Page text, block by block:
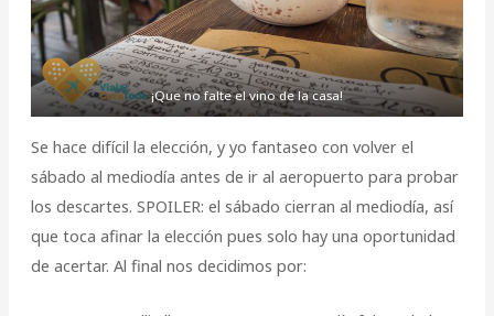
¡Que no falte el vino de la casa!
Se hace difícil la elección, y yo fantaseo con volver el
sábado al mediodía antes de ir al aeropuerto para probar
los descartes. SPOILER: el sábado cierran al mediodía, así
que toca afinar la elección pues solo hay una oportunidad
de acertar. Al final nos decidimos por: